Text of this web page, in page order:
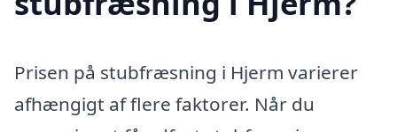
Prisen på stubfræsning i Hjerm varierer
afhængigt af flere faktorer. Når du